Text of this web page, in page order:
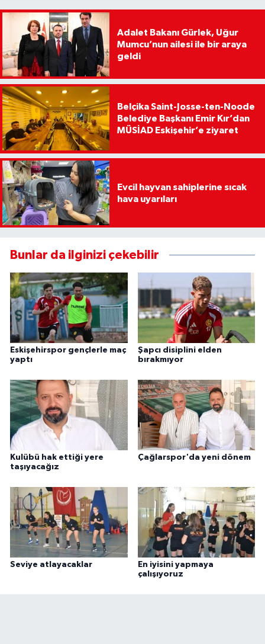
Adalet Bakanı Gürlek, Uğur
Mumcu’nun ailesi ile bir araya
geldi
Belçika Saint-Josse-ten-Noode
Belediye Başkanı Emir Kır’dan
MÜSİAD Eskişehir’e ziyaret
Evcil hayvan sahiplerine sıcak
hava uyarıları
Bunlar da ilginizi çekebilir
Eskişehirspor gençlerle maç
yaptı
Şapcı disiplini elden
bırakmıyor
Kulübü hak ettiği yere
taşıyacağız
Çağlarspor'da yeni dönem
Seviye atlayacaklar
En iyisini yapmaya
çalışıyoruz